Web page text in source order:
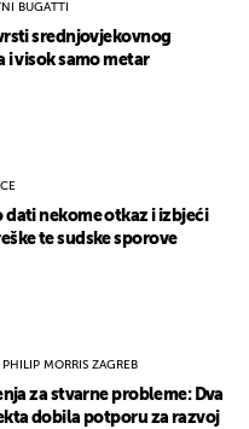
BUGATTI
srednjovjekovnog
i visok samo metar
dati nekome otkaz i izbjeći
te sudske sporove
PHILIP MORRIS ZAGREB
za stvarne probleme: Dva
dobila potporu za razvoj